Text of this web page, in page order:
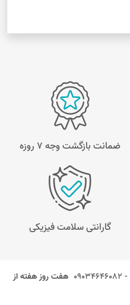
ضمانت بازگشت وجه ۷ روزه
گارانتی سلامت فیزیکی
هفت روز هفته از